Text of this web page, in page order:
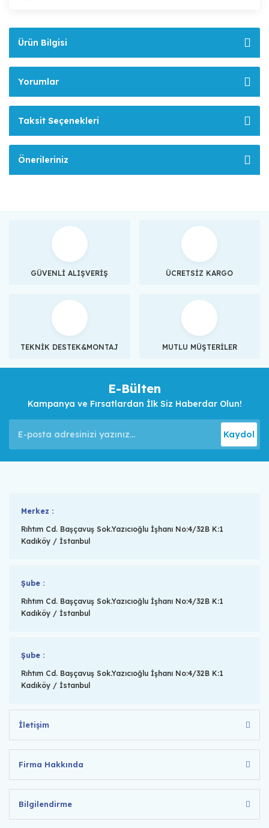
Ürün Bilgisi
Yorumlar
Taksit Seçenekleri
Önerileriniz
GÜVENLİ ALIŞVERİŞ ÜCRETSİZ KARGO
TEKNİK DESTEK&MONTAJ MUTLU MÜŞTERİLER
E-Bülten
Kampanya ve Fırsatlardan İlk Siz Haberdar Olun!
Kaydol
Merkez :
Rıhtım Cd. Başçavuş Sok.Yazıcıoğlu İşhanı No:4/32B K:1
Kadıköy / İstanbul
Şube :
Rıhtım Cd. Başçavuş Sok.Yazıcıoğlu İşhanı No:4/32B K:1
Kadıköy / İstanbul
Şube :
Rıhtım Cd. Başçavuş Sok.Yazıcıoğlu İşhanı No:4/32B K:1
Kadıköy / İstanbul
İletişim
Firma Hakkında
Bilgilendirme